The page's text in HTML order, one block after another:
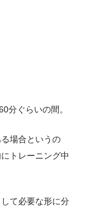
分ぐらいの間。
場合というの
トレーニング中
て必要な形に分